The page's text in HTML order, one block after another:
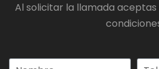
Al solicitar la llamada